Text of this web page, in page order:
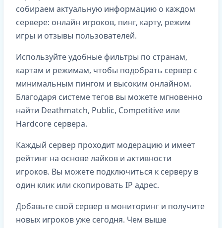
собираем актуальную информацию о каждом
сервере: онлайн игроков, пинг, карту, режим
игры и отзывы пользователей.
Используйте удобные фильтры по странам,
картам и режимам, чтобы подобрать сервер с
минимальным пингом и высоким онлайном.
Благодаря системе тегов вы можете мгновенно
найти Deathmatch, Public, Competitive или
Hardcore сервера.
Каждый сервер проходит модерацию и имеет
рейтинг на основе лайков и активности
игроков. Вы можете подключиться к серверу в
один клик или скопировать IP адрес.
Добавьте свой сервер в мониторинг и получите
новых игроков уже сегодня. Чем выше